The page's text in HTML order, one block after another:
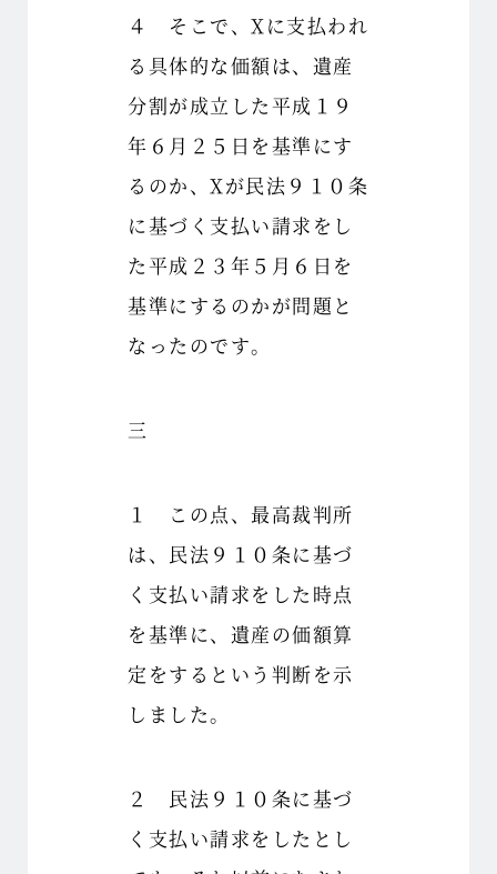
４ そこで、Xに支払われ
る具体的な価額は、遺産
分割が成立した平成１９
年６月２５日を基準にす
るのか、Xが民法９１０条
に基づく支払い請求をし
た平成２３年５月６日を
基準にするのかが問題と
なったのです。
三
１ この点、最高裁判所
は、民法９１０条に基づ
く支払い請求をした時点
を基準に、遺産の価額算
定をするという判断を示
しました。
２ 民法９１０条に基づ
く支払い請求をしたとし